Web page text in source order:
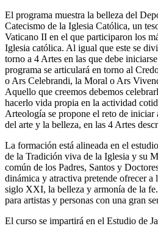
El programa muestra la belleza del
Catecismo de la Iglesia Católica, un
Vaticano II en el que participaron los
Iglesia católica. Al igual que este se
torno a 4 Artes en las que debe
programa se articulará en torno al
o Ars Celebrandi, la Moral o Ars
Aquello que creemos debemos
hacerlo vida propia en la actividad
Arteología se propone el reto de iniciar
del arte y la belleza, en las 4 Artes
La formación está alineada en el
de la Tradición viva de la Iglesia y su
común de los Padres, Santos y
dinámica y atractiva pretende ofrecer a
siglo XXI, la belleza y armonía de la
para artistas y personas con una gran
El curso se impartirá en el Estudio de